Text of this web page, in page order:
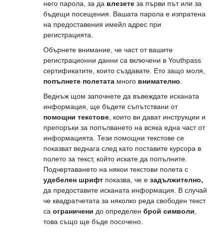
него парола, за да влезете за първи път или за
бъдещи посещения. Вашата парола е изпратена
на предоставения имейл адрес при
регистрацията.
Обърнете внимание, че част от вашите
регистрационни данни са включени в Youthpass
сертификатите, които създавате. Ето защо моля,
попълнете полетата много внимателно
Веднъж щом започнете да въвеждате исканата
информация, ще бъдете съпътствани от
помощни текстове , които ви дават инструкции и
препоръки за попълването на всяка една част от
информацията. Тези помощни текстове се
показват веднага след като поставите курсора в
полето за текст, който искате да попълните.
Подчертаването на някои текстови полета с
удебелен шрифт показва, че е задължително,
да предоставите исканата информация. В случай
че квадратчетата за няколко реда свободен текст
са ограничени до определен брой символи
това също ще бъде посочено.